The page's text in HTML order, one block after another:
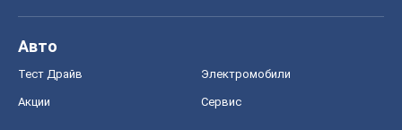
Авто
Тест Драйв Электромобили
Акции Сервис